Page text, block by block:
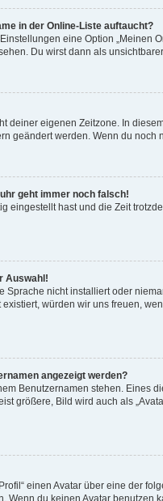
in der Online-Liste auftaucht?
eine Option „Meinen
Du wirst dann als
deiner eigenen Zeitzone. In
geändert werden. Wenn du noch
geht immer noch falsch!
eingestellt hast und die Zeit
Auswahl!
Sprache nicht installiert oder
würden wir uns freuen,
angezeigt werden?
Benutzernamen stehen. Eines
größere, Bild wird auch als
einen Avatar über eine der
Wenn du keinen Avatar benutzen